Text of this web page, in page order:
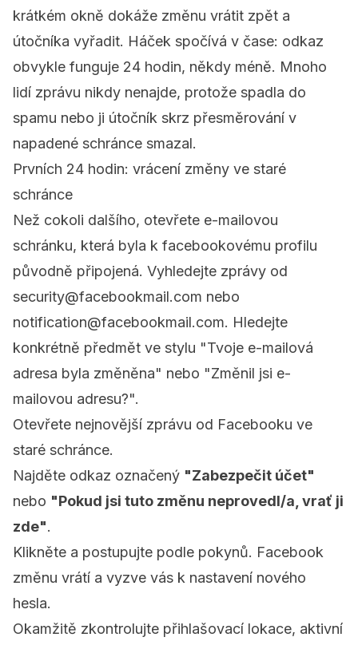
krátkém okně dokáže změnu vrátit zpět a
útočníka vyřadit. Háček spočívá v čase: odkaz
obvykle funguje 24 hodin, někdy méně. Mnoho
lidí zprávu nikdy nenajde, protože spadla do
spamu nebo ji útočník skrz přesměrování v
napadené schránce smazal.
Prvních 24 hodin: vrácení změny ve staré
schránce
Než cokoli dalšího, otevřete e-mailovou
schránku, která byla k facebookovému profilu
původně připojená. Vyhledejte zprávy od
security@facebookmail.com nebo
notification@facebookmail.com. Hledejte
konkrétně předmět ve stylu "Tvoje e-mailová
adresa byla změněna" nebo "Změnil jsi e-
mailovou adresu?".
Otevřete nejnovější zprávu od Facebooku ve
staré schránce.
Najděte odkaz označený "Zabezpečit účet"
nebo "Pokud jsi tuto změnu neprovedl/a, vrať ji
zde".
Klikněte a postupujte podle pokynů. Facebook
změnu vrátí a vyzve vás k nastavení nového
hesla.
Okamžitě zkontrolujte přihlašovací lokace, aktivní